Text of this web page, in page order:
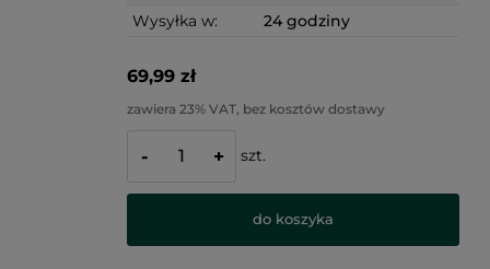
Wysyłka w:
24 godziny
69,99 zł
zawiera 23% VAT, bez kosztów dostawy
- + szt.
do koszyka